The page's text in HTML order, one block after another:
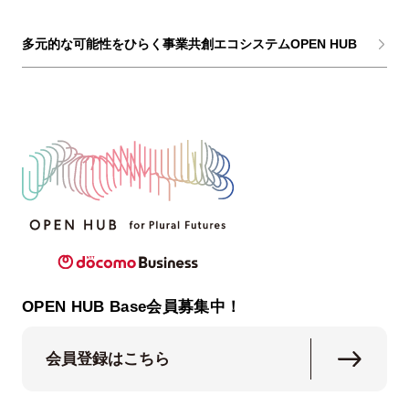
多元的な可能性をひらく事業共創エコシステムOPEN HUB
OPEN HUB Base会員募集中！
会員登録はこちら